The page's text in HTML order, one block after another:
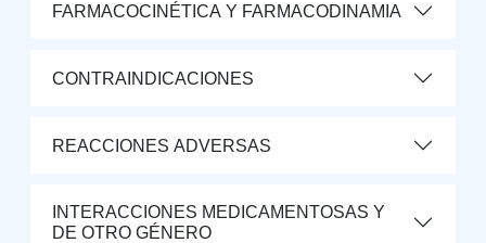
FARMACOCINÉTICA Y FARMACODINAMIA
CONTRAINDICACIONES
REACCIONES ADVERSAS
INTERACCIONES MEDICAMENTOSAS Y
DE OTRO GÉNERO